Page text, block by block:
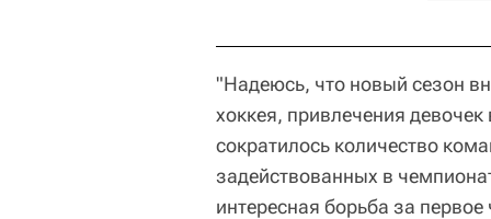
"Надеюсь, что новый сезон
хоккея, привлечения
сократилось количество
задействованных в
интересная борьба за